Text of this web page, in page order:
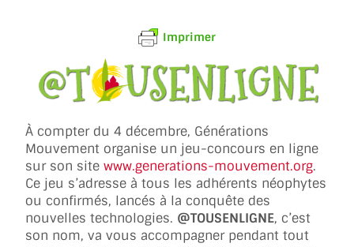
Imprimer
À compter du 4 décembre, Générations
Mouvement organise un jeu-concours en ligne
sur son sitewww.generations-mouvement.org.
Ce jeu s’adresse à tous les adhérents néophytes
ou confirmés, lancés à la conquête des
nouvelles technologies. @TOUSENLIGNE, c’est
son nom, va vous accompagner pendant tout